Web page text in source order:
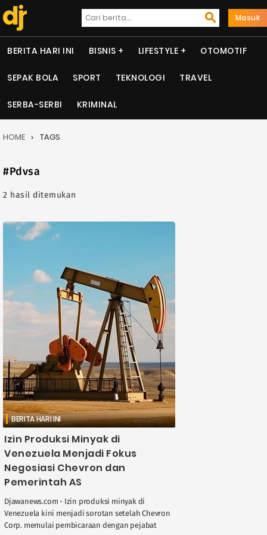
Masuk
BERITA HARI INI BISNIS LIFESTYLE OTOMOTIF
SEPAK BOLA SPORT TEKNOLOGI TRAVEL
SERBA-SERBI KRIMINAL
HOME TAGS
#Pdvsa
2 hasil ditemukan
BERITA HARI INI
Izin Produksi Minyak di
Venezuela Menjadi Fokus
Negosiasi Chevron dan
Pemerintah AS
Djawanews.com - Izin produksi minyak di
Venezuela kini menjadi sorotan setelah Chevron
Corp. memulai pembicaraan dengan pejabat